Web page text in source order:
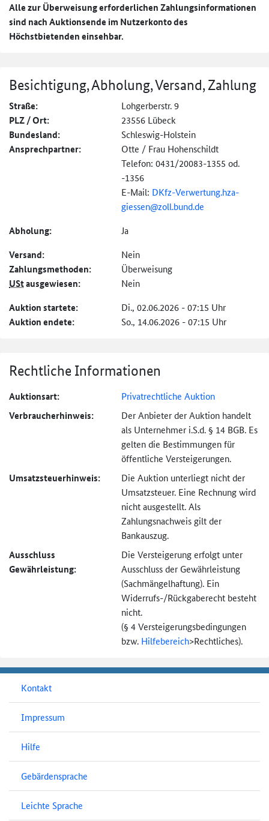
Alle zur Überweisung erforderlichen Zahlungsinformationen
sind nach Auktionsende im Nutzerkonto des
Höchstbietenden einsehbar.
Besichtigung, Abholung, Versand, Zahlung
Straße: Lohgerberstr. 9
PLZ / Ort: 23556 Lübeck
Bundesland: Schleswig-Holstein
Ansprechpartner:
Otte / Frau Hohenschildt
Telefon: 0431/20083-1355 od.
-1356
E-Mail: DKfz-Verwertung.hza-
giessen@zoll.bund.de
Abholung: Ja
Versand: Nein
Zahlungs­methoden: Überweisung
UStausgewiesen: Nein
Auktion startete: Di., 02.06.2026 - 07:15 Uhr
Auktion endete: So., 14.06.2026 - 07:15 Uhr
Rechtliche Informationen
Auktionsart: Privatrechtliche Auktion
Verbraucher­hinweis:
Der Anbieter der Auktion handelt
als Unternehmer i.S.d. § 14 BGB. Es
gelten die Bestimmungen für
öffentliche Versteigerungen.
Umsatzsteuer­hinweis:
Die Auktion unterliegt nicht der
Umsatzsteuer. Eine Rechnung wird
nicht ausgestellt. Als
Zahlungsnachweis gilt der
Bankauszug.
Ausschluss
Gewährleistung:
Die Versteigerung erfolgt unter
Ausschluss der Gewährleistung
(Sachmängel­haftung). Ein
Widerrufs-/Rückgaberecht besteht
nicht.
(§ 4 Versteigerungs­bedingungen
bzw. Hilfebereich>Rechtliches).
Kontakt
Impressum
Hilfe
Gebärdensprache
Leichte Sprache